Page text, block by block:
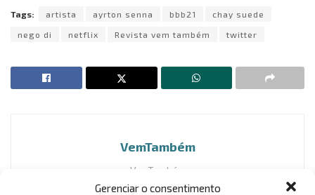
Gerenciar o consentimento
Tags: artista ayrton senna bbb21 chay suede
nego di netflix Revista vem também twitter
VemTambém
VemTambém